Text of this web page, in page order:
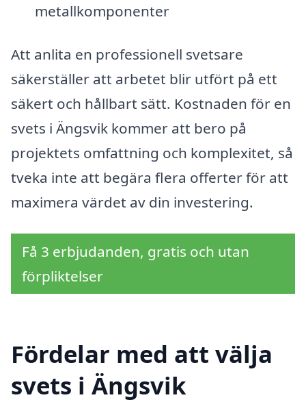
metallkomponenter
Att anlita en professionell svetsare
säkerställer att arbetet blir utfört på ett
säkert och hållbart sätt. Kostnaden för en
svets i Ängsvik kommer att bero på
projektets omfattning och komplexitet, så
tveka inte att begära flera offerter för att
maximera värdet av din investering.
Få 3 erbjudanden, gratis och utan
förpliktelser
Fördelar med att välja
svets i Ängsvik